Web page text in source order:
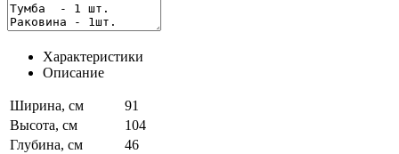
Характеристики
Описание
Ширина, см
91
Высота, см
104
Глубина, см
46